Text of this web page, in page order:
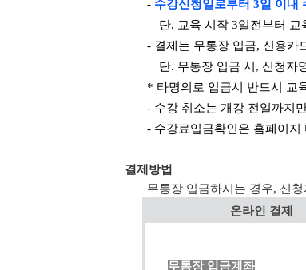
- 수강신청일로부터 3일 이내
단, 교육 시작 3일전부터
- 결제는 무통장 입금, 신용카
단. 무통장 입금 시, 신청자
* 타명의로 입금시 반드시 교
- 수강 취소는 개강 전일까지
- 수강료입금확인은 홈페이
결제방법
무통장 입금하시는 경우, 신
온라인 결제
무통장 입금계좌